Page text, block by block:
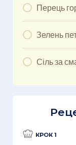
Перець
Зелень
Сіль за
КРОК 1